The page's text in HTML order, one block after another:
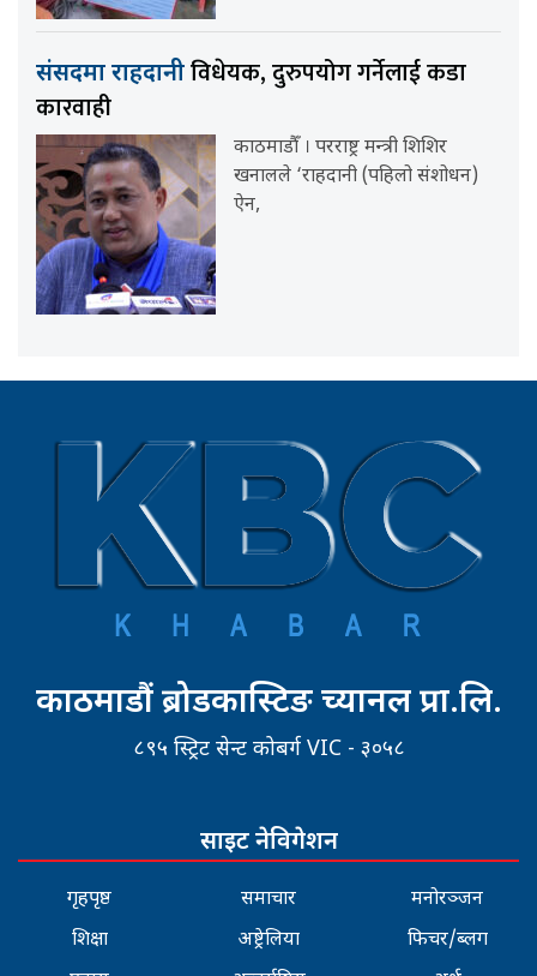
संसदमा राहदानीविधेयक, दुरुपयोग गर्नेलाई कडा
कारवाही
काठमाडौँ । परराष्ट्र मन्त्री शिशिर
खनालले ‘राहदानी (पहिलो संशोधन)
ऐन,
काठमाडौं ब्रोडकास्टिङ च्यानल प्रा.लि.
८९५ स्ट्रिट सेन्ट कोबर्ग VIC - ३०५८
साइट नेविगेशन
गृहपृष्ठ
शिक्षा
समाचार
अष्ट्रेलिया
मनोरञ्जन
फिचर/ब्लग